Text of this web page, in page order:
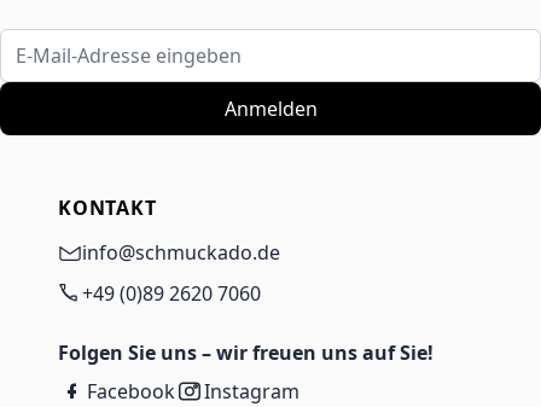
E-Mail-Adresse eingeben
Anmelden
KONTAKT
info@schmuckado.de
+49 (0)89 2620 7060
Folgen Sie uns – wir freuen uns auf Sie!
Facebook
Instagram